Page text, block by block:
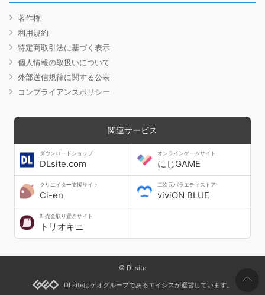
著作権
利用規約
特定商取引法に基づく表示
個人情報の取扱いについて
外部送信規律に関する公表
コンプライアンスポリシー
関連サービス
ダウンロードショップ
DLsite.com
オンラインゲームサイト
にじGAME
クリエイター支援サイト
Ci-en
二次元バラエティストア
viviON BLUE
即売会取り置きサイト
トリオキニ
© DLsite
DLsiteはゲオグループであるエイシスが運営しています。